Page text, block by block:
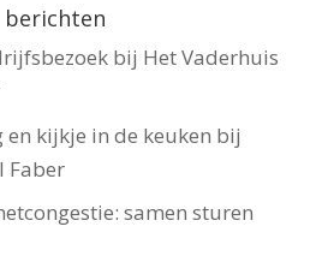
berichten
bij Het Vaderhuis
en kijkje in de keuken bij
Faber
samen sturen